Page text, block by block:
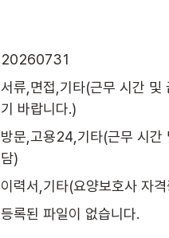
20260731
서류,면접,기타(근무 시간 및
기 바랍니다.)
방문,고용24,기타(근무 시간
담)
이력서,기타(요양보호사 자
등록된 파일이 없습니다.